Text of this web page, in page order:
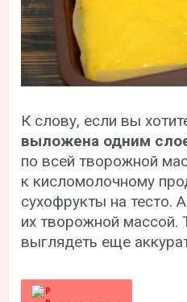
К слову, если вы
выложена одним
по всей творожной
к кисломолочному
сухофрукты на тесто.
их творожной массой.
выглядеть еще